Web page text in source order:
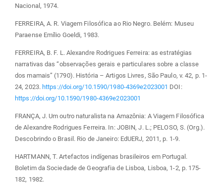
Nacional, 1974.
FERREIRA, A. R. Viagem Filosófica ao Rio Negro. Belém: Museu
Paraense Emílio Goeldi, 1983.
FERREIRA, B. F. L. Alexandre Rodrigues Ferreira: as estratégias
narrativas das “observações gerais e particulares sobre a classe
dos mamais” (1790). História – Artigos Livres, São Paulo, v. 42, p. 1-
24, 2023. https://doi.org/10.1590/1980-4369e2023001 DOI:
https://doi.org/10.1590/1980-4369e2023001
FRANÇA, J. Um outro naturalista na Amazônia: A Viagem Filosófica
de Alexandre Rodrigues Ferreira. In: JOBIN, J. L.; PELOSO, S. (Org.).
Descobrindo o Brasil. Rio de Janeiro: EdUERJ, 2011, p. 1-9.
HARTMANN, T. Artefactos indígenas brasileiros em Portugal.
Boletim da Sociedade de Geografia de Lisboa, Lisboa, 1-2, p. 175-
182, 1982.